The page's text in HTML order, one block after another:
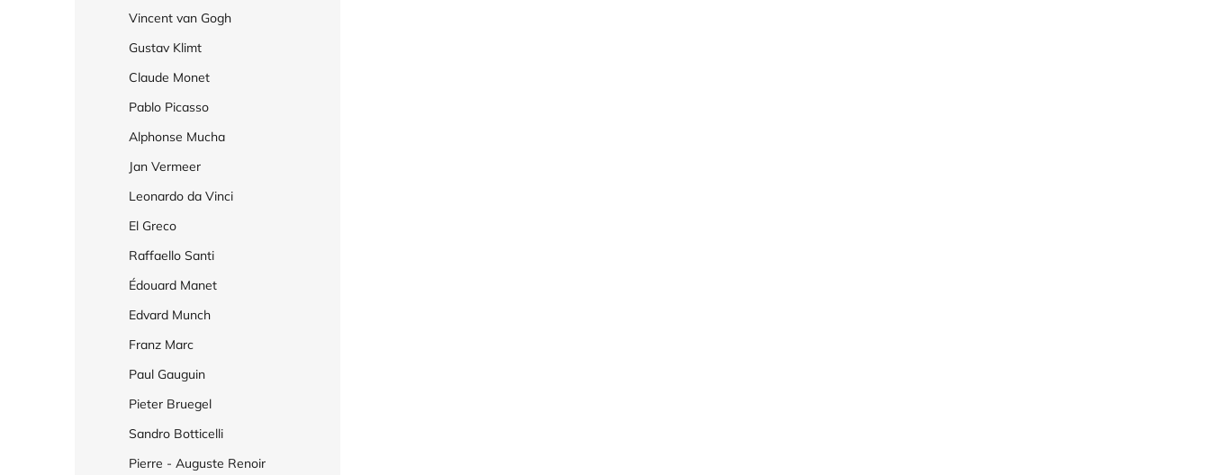
Vincent van Gogh
Gustav Klimt
Claude Monet
Pablo Picasso
Alphonse Mucha
Jan Vermeer
Leonardo da Vinci
El Greco
Raffaello Santi
Édouard Manet
Edvard Munch
Franz Marc
Paul Gauguin
Pieter Bruegel
Sandro Botticelli
Pierre - Auguste Renoir